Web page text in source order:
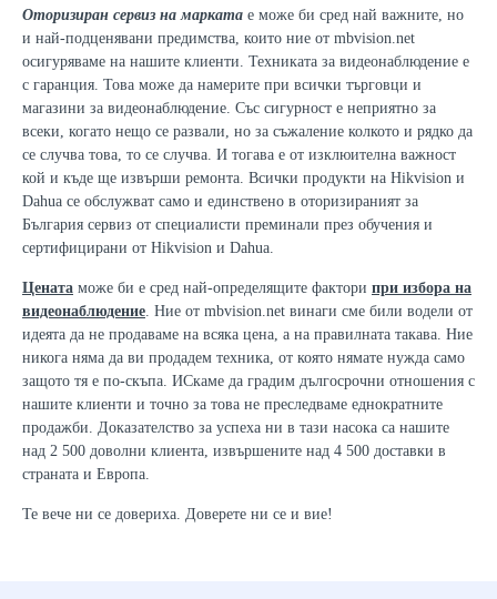
Оторизиран сервиз на марката е може би сред най важните, но
и най-подценявани предимства, които ние от mbvision.net
осигуряваме на нашите клиенти. Техниката за видеонаблюдение е
с гаранция. Това може да намерите при всички търговци и
магазини за видеонаблюдение. Със сигурност е неприятно за
всеки, когато нещо се развали, но за съжаление колкото и рядко да
се случва това, то се случва. И тогава е от изклюителна важност
кой и къде ще извърши ремонта. Всички продукти на Hikvision и
Dahua се обслужват само и единствено в оторизираният за
България сервиз от специалисти преминали през обучения и
сертифицирани от Hikvision и Dahua.
Цената може би е сред най-определящите фактори при избора на
видеонаблюдение. Ние от mbvision.net винаги сме били водели от
идеята да не продаваме на всяка цена, а на правилната такава. Ние
никога няма да ви продадем техника, от която нямате нужда само
защото тя е по-скъпа. ИСкаме да градим дългосрочни отношения с
нашите клиенти и точно за това не преследваме еднократните
продажби. Доказателство за успеха ни в тази насока са нашите
над 2 500 доволни клиента, извършените над 4 500 доставки в
страната и Европа.
Те вече ни се довериха. Доверете ни се и вие!